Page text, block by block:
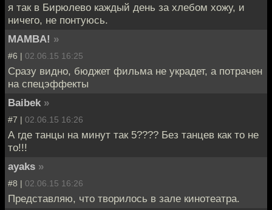
я так в Бирюлево каждый день за хлебом хожу, и
ничего, не понтуюсь.
MAMBA! »
#6 | 02.06.15 16:25
Сразу видно, бюджет фильма не украдет, а потрачен
на спецэффекты
Baibek »
#7 | 02.06.15 16:26
А где танцы на минут так 5???? Без танцев как то не
то!!!
ayaks »
#8 | 02.06.15 16:26
Представляю, что творилось в зале кинотеатра.